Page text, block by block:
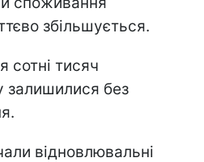
збільшується.
тисяч
залишилися без
відновлювальні